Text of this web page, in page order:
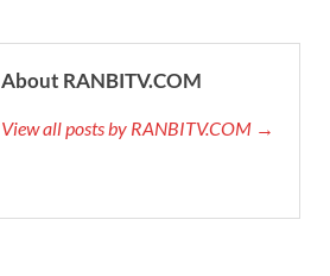
About RANBITV.COM
View all posts by RANBITV.COM →